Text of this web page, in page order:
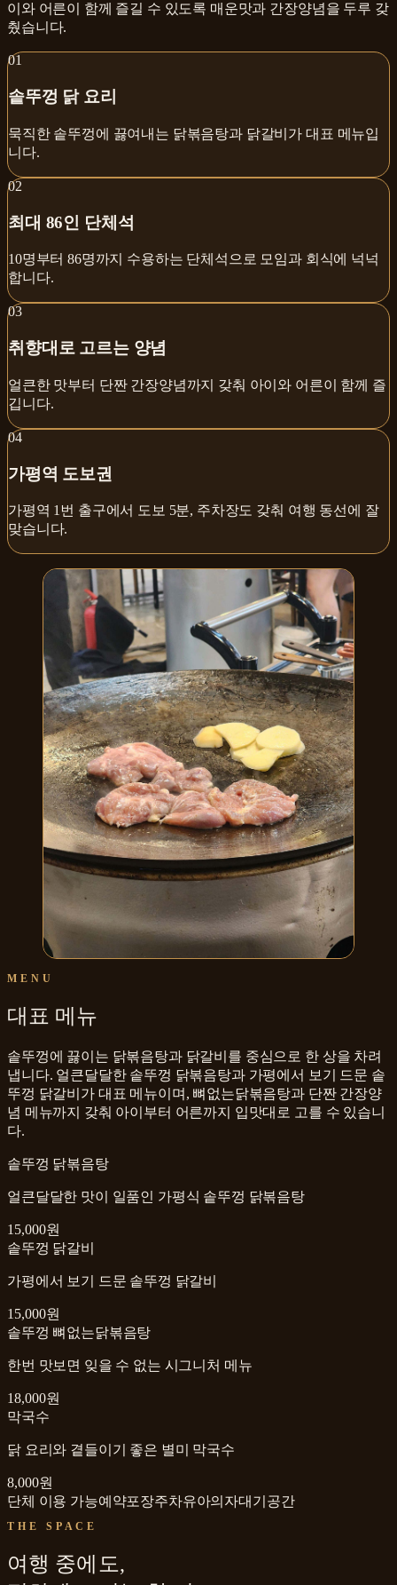
이와 어른이 함께 즐길 수 있도록 매운맛과 간장양념을 두루 갖
췄습니다.
01
솥뚜껑 닭 요리
묵직한 솥뚜껑에 끓여내는 닭볶음탕과 닭갈비가 대표 메뉴입
니다.
02
최대 86인 단체석
10명부터 86명까지 수용하는 단체석으로 모임과 회식에 넉넉
합니다.
03
취향대로 고르는 양념
얼큰한 맛부터 단짠 간장양념까지 갖춰 아이와 어른이 함께 즐
깁니다.
04
가평역 도보권
가평역 1번 출구에서 도보 5분, 주차장도 갖춰 여행 동선에 잘
맞습니다.
MENU
대표 메뉴
솥뚜껑에 끓이는 닭볶음탕과 닭갈비를 중심으로 한 상을 차려
냅니다. 얼큰달달한 솥뚜껑 닭볶음탕과 가평에서 보기 드문 솥
뚜껑 닭갈비가 대표 메뉴이며, 뼈없는닭볶음탕과 단짠 간장양
념 메뉴까지 갖춰 아이부터 어른까지 입맛대로 고를 수 있습니
다.
솥뚜껑 닭볶음탕
얼큰달달한 맛이 일품인 가평식 솥뚜껑 닭볶음탕
15,000원
솥뚜껑 닭갈비
가평에서 보기 드문 솥뚜껑 닭갈비
15,000원
솥뚜껑 뼈없는닭볶음탕
한번 맛보면 잊을 수 없는 시그니처 메뉴
18,000원
막국수
닭 요리와 곁들이기 좋은 별미 막국수
8,000원
단체 이용 가능예약포장주차유아의자대기공간
THE SPACE
여행 중에도,